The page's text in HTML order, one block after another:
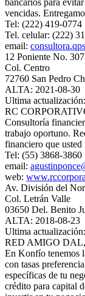
vencidas.
Tel: (222) 419-0774
Tel. celular: (222)
email:
12 Poniente No. 307
Col. Centro
72760 San Pedro
ALTA: 2021-08-30
Ultima
RC
Consultoría
trabajo oportuno.
financiero que usted
Tel: (55) 3868-3860
email:
web:
Av. División del
Col. Letrán Valle
03650 Del. Benito
ALTA: 2018-08-23
Ultima
RED AMIGO DAL,
En Konfío tenemos
con tasas
específicas de tu
crédito para capital